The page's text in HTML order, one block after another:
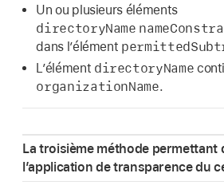
Un ou plusieurs éléments
directoryName
dans l’élément
L’élément directoryName
organizationName.
La troisième méthode permettant
l’application de transparence du